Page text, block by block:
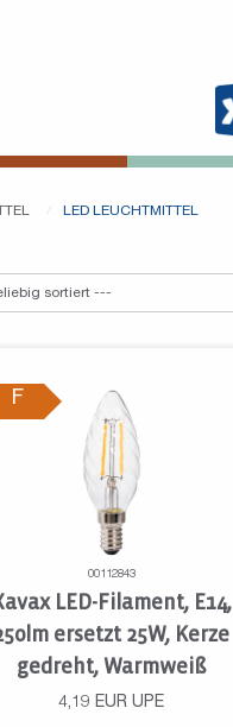
LED LEUCHTMITTEL
F
00112843
LED-Filament, E14,
ersetzt 25W, Kerze
gedreht, Warmweiß
4,19 EUR UPE